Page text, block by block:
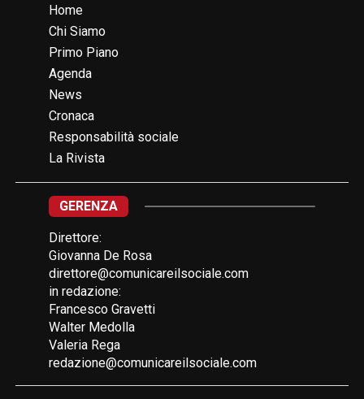
Home
Chi Siamo
Primo Piano
Agenda
News
Cronaca
Responsabilità sociale
La Rivista
GERENZA
Direttore:
Giovanna De Rosa
direttore@comunicareilsociale.com
in redazione:
Francesco Gravetti
Walter Medolla
Valeria Rega
redazione@comunicareilsociale.com